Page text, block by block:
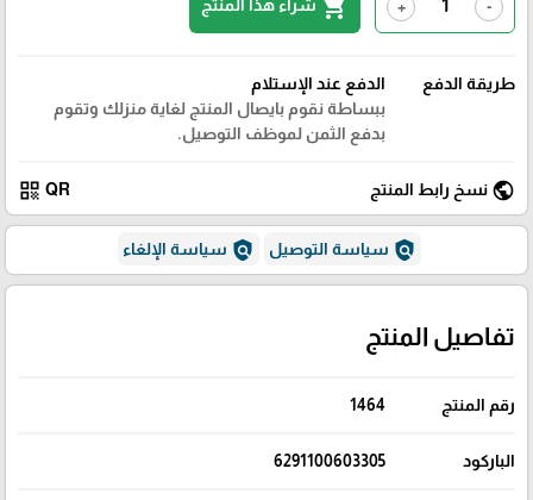
-
+
shopping_cart شراء هذا المنتج
طريقة الدفع
الدفع عند الإستلام
ببساطة نقوم بايصال المنتج لغاية منزلك وتقوم
بدفع الثمن لموظف التوصيل.
public نسخ رابط المنتج QR
qr_code
policy سياسة التوصيل policy سياسة الإلغاء
تفاصيل المنتج
رقم المنتج 1464
الباركود 6291100603305